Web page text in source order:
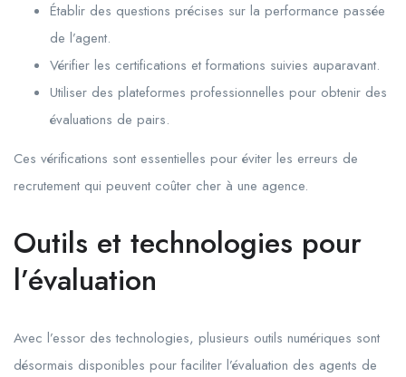
Établir des questions précises sur la performance passée
de l’agent.
Vérifier les certifications et formations suivies auparavant.
Utiliser des plateformes professionnelles pour obtenir des
évaluations de pairs.
Ces vérifications sont essentielles pour éviter les erreurs de
recrutement qui peuvent coûter cher à une agence.
Outils et technologies pour
l’évaluation
Avec l’essor des technologies, plusieurs outils numériques sont
désormais disponibles pour faciliter l’évaluation des agents de